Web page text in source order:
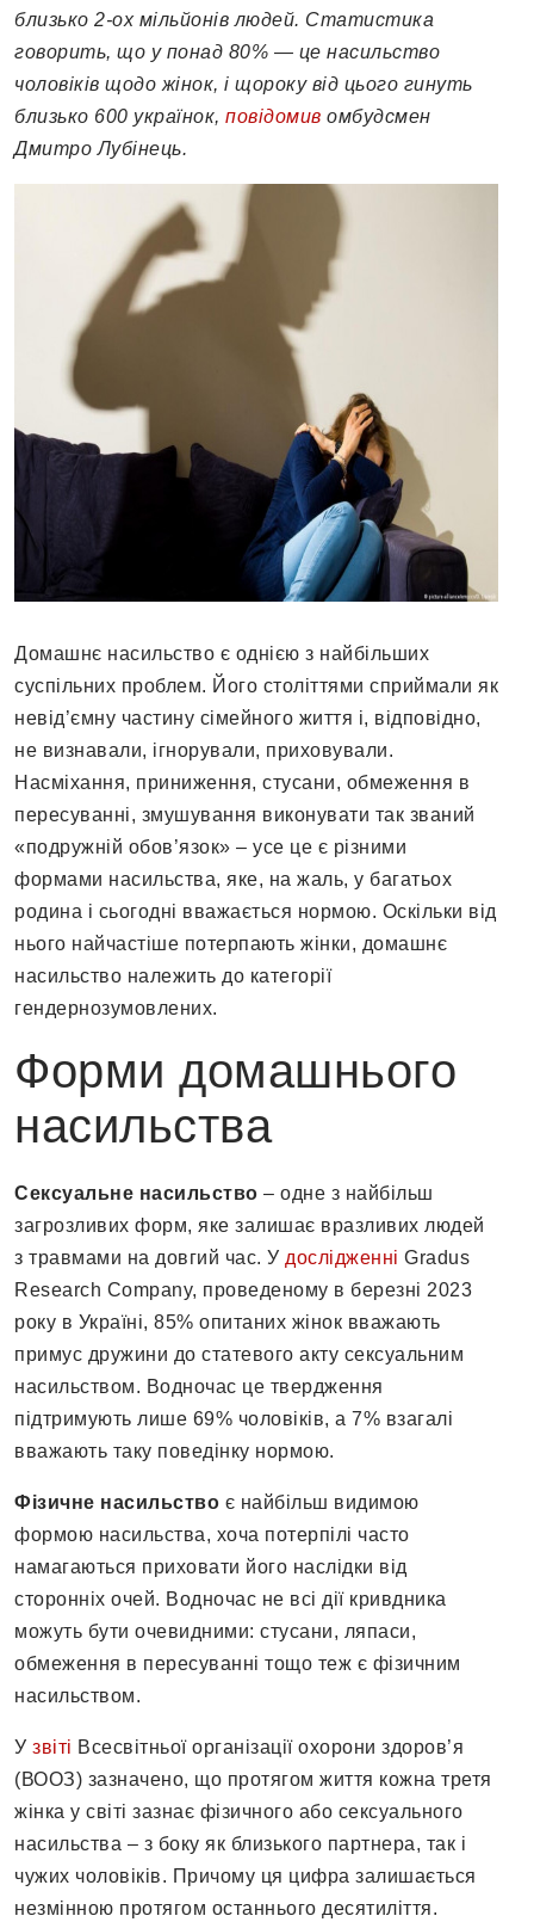
близько 2-ох мільйонів людей. Статистика
говорить, що у понад 80% — це насильство
чоловіків щодо жінок, і щороку від цього гинуть
близько 600 українок, повідомив омбудсмен
Дмитро Лубінець.
Домашнє насильство є однією з найбільших
суспільних проблем. Його століттями сприймали як
невід’ємну частину сімейного життя і, відповідно,
не визнавали, ігнорували, приховували.
Насміхання, приниження, стусани, обмеження в
пересуванні, змушування виконувати так званий
«подружній обов’язок» – усе це є різними
формами насильства, яке, на жаль, у багатьох
родина і сьогодні вважається нормою. Оскільки від
нього найчастіше потерпають жінки, домашнє
насильство належить до категорії
гендернозумовлених.
Форми домашнього
насильства
Сексуальне насильство – одне з найбільш
загрозливих форм, яке залишає вразливих людей
з травмами на довгий час. У дослідженні Gradus
Research Company, проведеному в березні 2023
року в Україні, 85% опитаних жінок вважають
примус дружини до статевого акту сексуальним
насильством. Водночас це твердження
підтримують лише 69% чоловіків, а 7% взагалі
вважають таку поведінку нормою.
Фізичне насильство є найбільш видимою
формою насильства, хоча потерпілі часто
намагаються приховати його наслідки від
сторонніх очей. Водночас не всі дії кривдника
можуть бути очевидними: стусани, ляпаси,
обмеження в пересуванні тощо теж є фізичним
насильством.
У звіті Всесвітньої організації охорони здоров’я
(ВООЗ) зазначено, що протягом життя кожна третя
жінка у світі зазнає фізичного або сексуального
насильства – з боку як близького партнера, так і
чужих чоловіків. Причому ця цифра залишається
незмінною протягом останнього десятиліття.